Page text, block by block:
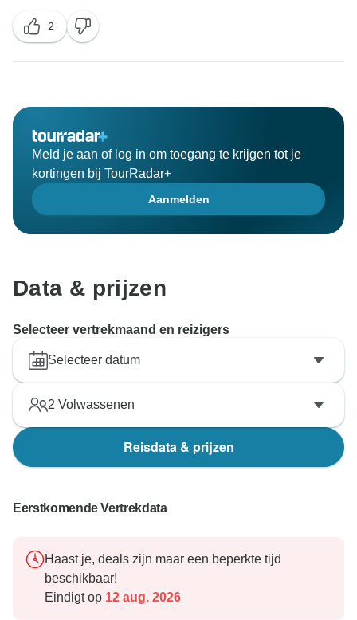
van uw onaangename ervaring in het museum in
Xi'an. Aangezien het in het weekend was, waren er
meer bezoekers dan gewoonlijk. Wij zullen hard
te verbeteren en uw steun voor onze service wordt
2
Meld je aan of log in om toegang te krijgen tot je
kortingen bij TourRadar+
Aanmelden
Data & prijzen
Selecteer vertrekmaand en reizigers
Selecteer datum
2 Volwassenen
Reisdata & prijzen
Eerstkomende Vertrekdata
Haast je, deals zijn maar een beperkte tijd
beschikbaar!
Eindigt op 12 aug. 2026